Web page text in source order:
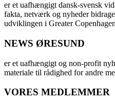
er et uafhængigt dansk-svensk
fakta, netværk og nyheder
udviklingen i Greater
NEWS ØRESUND
er et uafhængigt og non-profit
materiale til rådighed for andre
VORES MEDLEMMER